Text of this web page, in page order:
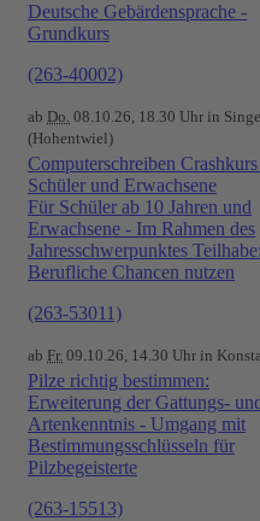
Deutsche Gebärdensprache -
Grundkurs
(263-40002)
ab Do. 08.10.26, 18.30 Uhr in
(Hohentwiel)
Computerschreiben
Schüler und Erwachsene
Für Schüler ab 10 Jahren und
Erwachsene - Im Rahmen des
Jahresschwerpunktes Teilhabe:
Berufliche Chancen nutzen
(263-53011)
ab Fr. 09.10.26, 14.30 Uhr in
Pilze richtig bestimmen:
Erweiterung der Gattungs-
Artenkenntnis - Umgang mit
Bestimmungsschlüsseln für
Pilzbegeisterte
(263-15513)